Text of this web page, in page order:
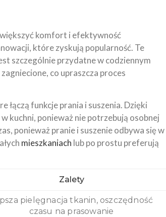
komfort i efektywność
które zyskują popularność. Te
szczególnie przydatne w codziennym
co upraszcza proces
funkcje prania i suszenia. Dzięki
kuchni, ponieważ nie potrzebują osobnej
ponieważ pranie i suszenie odbywa się w
mieszkaniach lub po prostu preferują
Zalety
pielęgnacja tkanin, oszczędność
czasu na prasowanie